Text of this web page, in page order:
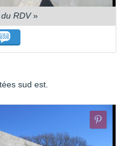
RDV»
sud est.